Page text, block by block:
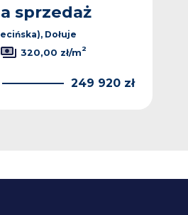
sprzedaż
Dołuje
320,00 zł/m2
249 920 zł